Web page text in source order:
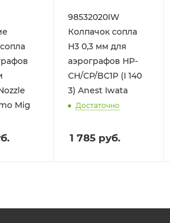
Mig
98532020IW
Колпачок сопла
H3 0,3 мм для
аэрографов HP-
CH/CP/BC1P (I 140
3) Anest Iwata
Достаточно
1 785руб.